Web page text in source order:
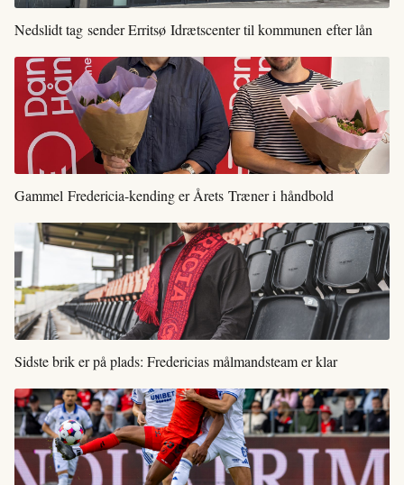
Nedslidt tag sender Erritsø Idrætscenter til kommunen efter lån
Gammel Fredericia-kending er Årets Træner i håndbold
Sidste brik er på plads: Fredericias målmandsteam er klar